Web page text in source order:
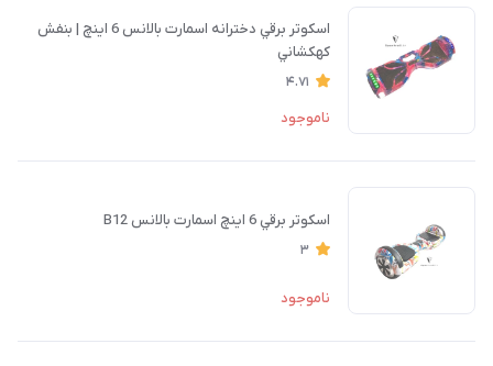
اسكوتر برقي دخترانه اسمارت بالانس 6 اينچ | بنفش
كهكشاني
4.71
ناموجود
اسكوتر برقي 6 اينچ اسمارت بالانس B12
3
ناموجود